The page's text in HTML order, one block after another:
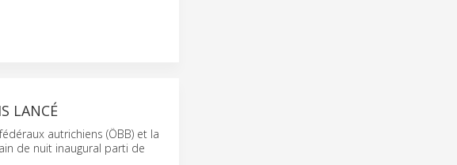
LANCÉ
autrichiens (ÖBB) et la
de nuit inaugural parti de